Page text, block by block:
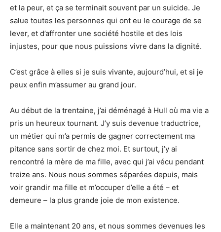
et la peur, et ça se terminait souvent par un suicide. Je
salue toutes les personnes qui ont eu le courage de se
lever, et d’affronter une société hostile et des lois
injustes, pour que nous puissions vivre dans la dignité.
C’est grâce à elles si je suis vivante, aujourd’hui, et si je
peux enfin m’assumer au grand jour.
Au début de la trentaine, j’ai déménagé à Hull où ma vie a
pris un heureux tournant. J’y suis devenue traductrice,
un métier qui m’a permis de gagner correctement ma
pitance sans sortir de chez moi. Et surtout, j’y ai
rencontré la mère de ma fille, avec qui j’ai vécu pendant
treize ans. Nous nous sommes séparées depuis, mais
voir grandir ma fille et m’occuper d’elle a été – et
demeure – la plus grande joie de mon existence.
Elle a maintenant 20 ans, et nous sommes devenues les